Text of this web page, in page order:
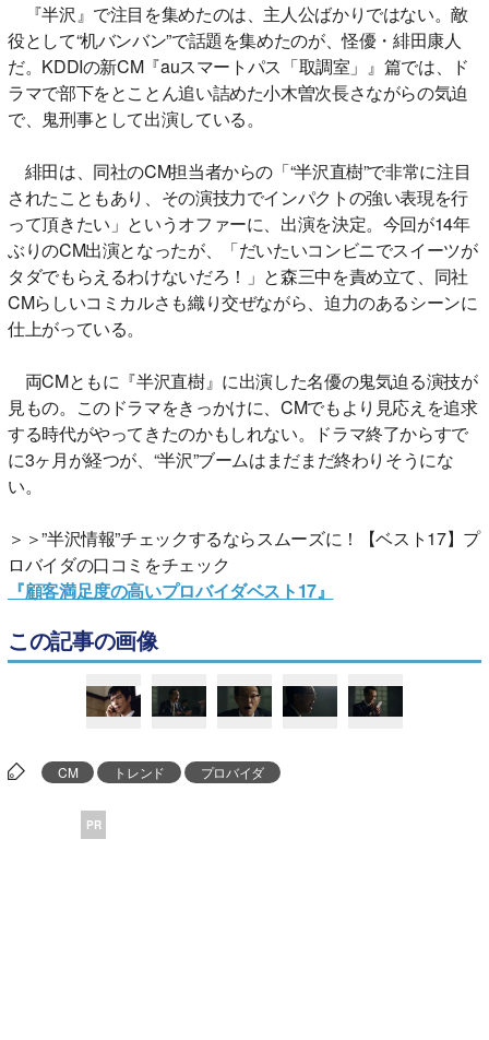
『半沢』で注目を集めたのは、主人公ばかりではない。敵
役として“机バンバン”で話題を集めたのが、怪優・緋田康人
だ。KDDIの新CM『auスマートパス「取調室」』篇では、ド
ラマで部下をとことん追い詰めた小木曽次長さながらの気迫
で、鬼刑事として出演している。
緋田は、同社のCM担当者からの「“半沢直樹”で非常に注目
されたこともあり、その演技力でインパクトの強い表現を行
って頂きたい」というオファーに、出演を決定。今回が14年
ぶりのCM出演となったが、「だいたいコンビニでスイーツが
タダでもらえるわけないだろ！」と森三中を責め立て、同社
CMらしいコミカルさも織り交ぜながら、迫力のあるシーンに
仕上がっている。
両CMともに『半沢直樹』に出演した名優の鬼気迫る演技が
見もの。このドラマをきっかけに、CMでもより見応えを追求
する時代がやってきたのかもしれない。ドラマ終了からすで
に3ヶ月が経つが、“半沢”ブームはまだまだ終わりそうにな
い。
＞＞”半沢情報”チェックするならスムーズに！【ベスト17】プ
ロバイダの口コミをチェック
『顧客満足度の高いプロバイダベスト17』
この記事の画像
CM トレンド プロバイダ
PR